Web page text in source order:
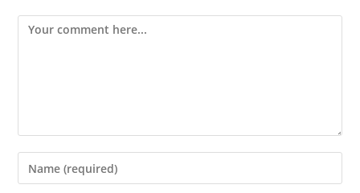
Comment
Enter
your